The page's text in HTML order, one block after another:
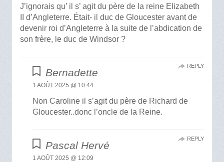
J’ignorais qu’ il s’ agit du père de la reine Elizabeth
II d’Angleterre. Était- il duc de Gloucester avant de
devenir roi d’Angleterre à la suite de l’abdication de
son frère, le duc de Windsor ?
Bernadette
1 AOÛT 2025 @ 10:44
Non Caroline il s’agit du père de Richard de
Gloucester..donc l’oncle de la Reine.
REPLY
Pascal Hervé
1 AOÛT 2025 @ 12:09
REPLY